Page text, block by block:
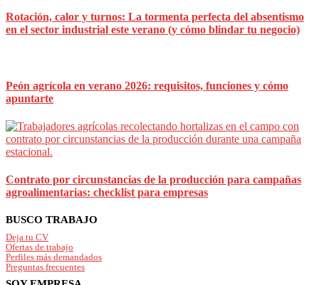
Rotación, calor y turnos: La tormenta perfecta del absentismo
en el sector industrial este verano (y cómo blindar tu negocio)
Peón agrícola en verano 2026: requisitos, funciones y cómo
apuntarte
Contrato por circunstancias de la producción para campañas
agroalimentarias: checklist para empresas
Footer
BUSCO TRABAJO
Deja tu CV
Ofertas de trabajo
Perfiles más demandados
Preguntas frecuentes